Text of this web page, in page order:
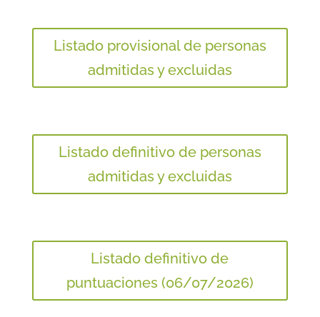
Listado provisional de personas
admitidas y excluidas
Listado definitivo de personas
admitidas y excluidas
Listado definitivo de
puntuaciones (06/07/2026)